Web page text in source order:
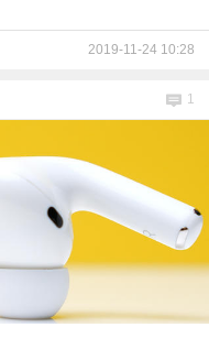
2019-11-24 10:28
1